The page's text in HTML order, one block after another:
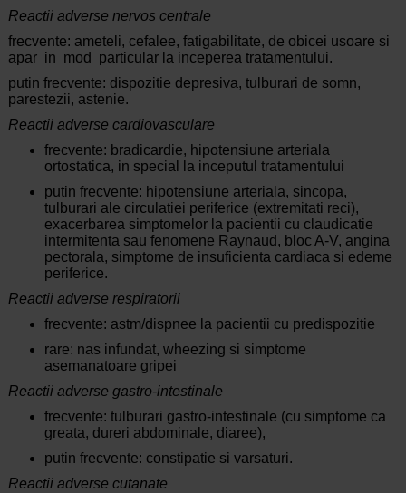
Reactii adverse nervos centrale
frecvente: ameteli, cefalee, fatigabilitate, de obicei usoare si
apar in mod particular la inceperea tratamentului.
putin frecvente: dispozitie depresiva, tulburari de somn,
parestezii, astenie.
Reactii adverse cardiovasculare
frecvente: bradicardie, hipotensiune arteriala
ortostatica, in special la inceputul tratamentului
putin frecvente: hipotensiune arteriala, sincopa,
tulburari ale circulatiei periferice (extremitati reci),
exacerbarea simptomelor la pacientii cu claudicatie
intermitenta sau fenomene Raynaud, bloc A-V, angina
pectorala, simptome de insuficienta cardiaca si edeme
periferice.
Reactii adverse respiratorii
frecvente: astm/dispnee la pacientii cu predispozitie
rare: nas infundat, wheezing si simptome
asemanatoare gripei
Reactii adverse gastro-intestinale
frecvente: tulburari gastro-intestinale (cu simptome ca
greata, dureri abdominale, diaree),
putin frecvente: constipatie si varsaturi.
Reactii adverse cutanate